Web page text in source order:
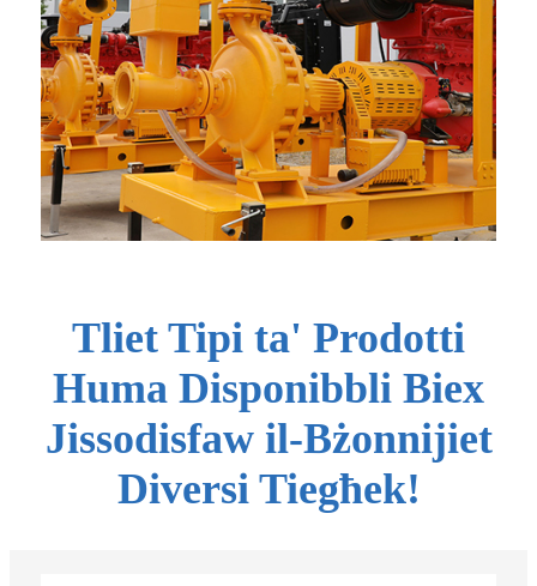
Tliet Tipi ta' Prodotti
Huma Disponibbli Biex
Jissodisfaw il-Bżonnijiet
Diversi Tiegħek!